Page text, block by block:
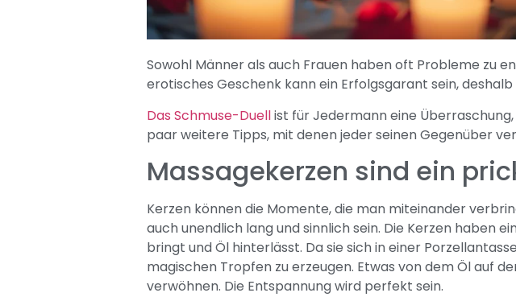
Sowohl Männer als auch Frauen haben oft Probleme zu
erotisches Geschenk kann ein Erfolgsgarant sein,
Das Schmuse-Duellist für Jedermann eine
paar weitere Tipps, mit denen jeder seinen Gegenüber
Massagekerzen sind ein
Kerzen können die Momente, die man miteinander
auch unendlich lang und sinnlich sein. Die Kerzen haben
bringt und Öl hinterlässt. Da sie sich in einer
magischen Tropfen zu erzeugen. Etwas von dem Öl auf
verwöhnen. Die Entspannung wird perfekt sein.